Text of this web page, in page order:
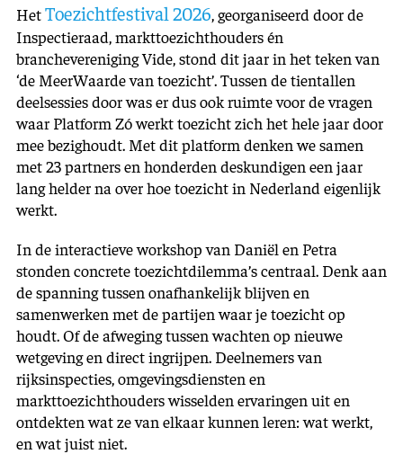
HetToezichtfestival 2026, georganiseerd door de
Inspectieraad, markttoezichthouders én
branchevereniging Vide, stond dit jaar in het teken van
‘de MeerWaarde van toezicht’. Tussen de tientallen
deelsessies door was er dus ook ruimte voor de vragen
waar Platform Zó werkt toezicht zich het hele jaar door
mee bezighoudt. Met dit platform denken we samen
met 23 partners en honderden deskundigen een jaar
lang helder na over hoe toezicht in Nederland eigenlijk
werkt.
In de interactieve workshop van Daniël en Petra
stonden concrete toezichtdilemma’s centraal. Denk aan
de spanning tussen onafhankelijk blijven en
samenwerken met de partijen waar je toezicht op
houdt. Of de afweging tussen wachten op nieuwe
wetgeving en direct ingrijpen. Deelnemers van
rijksinspecties, omgevingsdiensten en
markttoezichthouders wisselden ervaringen uit en
ontdekten wat ze van elkaar kunnen leren: wat werkt,
en wat juist niet.